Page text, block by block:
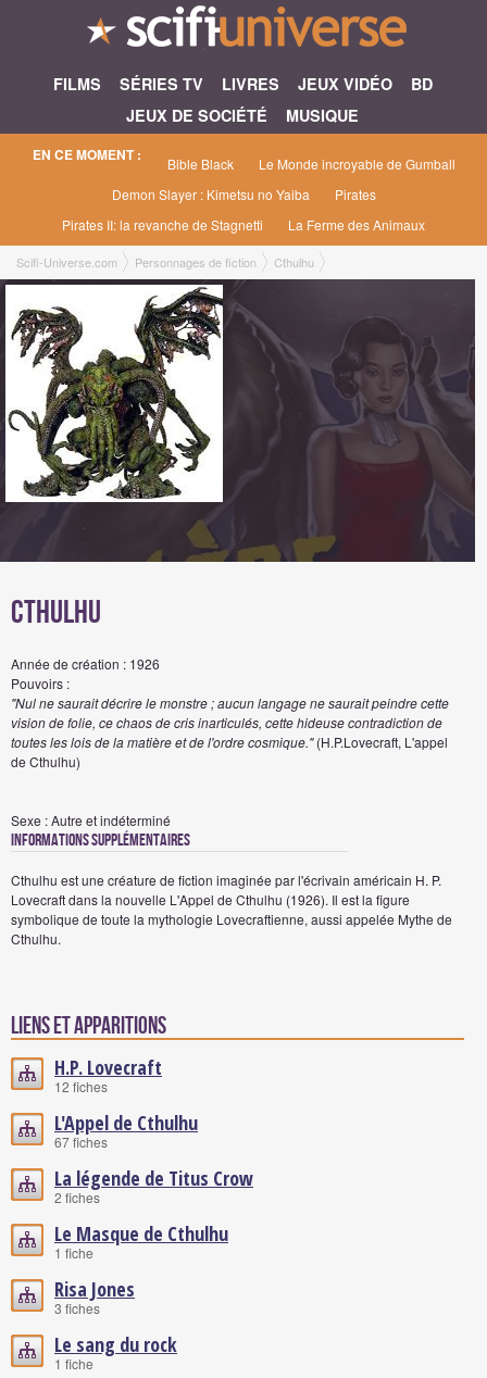
FILMS SÉRIES TV LIVRES JEUX VIDÉO
BD
JEUX DE SOCIÉTÉ
MUSIQUE
EN CE MOMENT : Bible Black
Le Monde incroyable de Gumball
Demon Slayer : Kimetsu no Yaiba
Pirates
Pirates II: la revanche de Stagnetti
La Ferme des Animaux
Scifi-Universe.com Personnages de fiction Cthulhu
Cthulhu
Année de création : 1926
Pouvoirs :
"Nul ne saurait décrire le monstre ; aucun langage ne saurait peindre cette
vision de folie, ce chaos de cris inarticulés, cette hideuse contradiction de
toutes les lois de la matière et de l'ordre cosmique."(H.P.Lovecraft, L'appel
de Cthulhu)
Sexe : Autre et indéterminé
Informations Supplémentaires
Cthulhu est une créature de fiction imaginée par l'écrivain américain H. P.
Lovecraft dans la nouvelle L'Appel de Cthulhu (1926). Il est la figure
symbolique de toute la mythologie Lovecraftienne, aussi appelée Mythe de
Cthulhu.
Liens et Apparitions
H.P. Lovecraft
12 fiches
L'Appel de Cthulhu
67 fiches
La légende de Titus Crow
2 fiches
Le Masque de Cthulhu
1 fiche
Risa Jones
3 fiches
Le sang du rock
1 fiche